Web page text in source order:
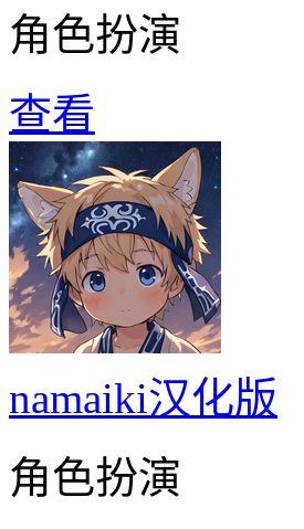
角色扮演
查看
namaiki汉化版
角色扮演